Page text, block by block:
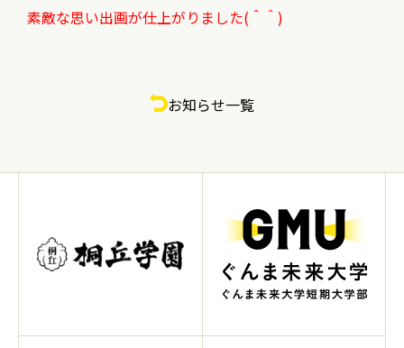
素敵な思い出画が仕上がりました(＾＾)
お知らせ一覧